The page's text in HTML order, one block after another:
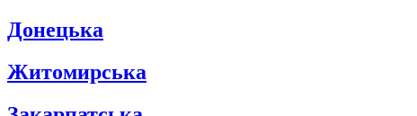
Донецька
Житомирська